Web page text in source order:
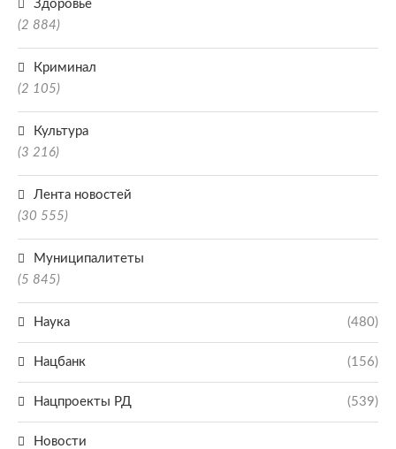
Здоровье
(2 884)
Криминал
(2 105)
Культура
(3 216)
Лента новостей
(30 555)
Муниципалитеты
(5 845)
Наука (480)
Нацбанк (156)
Нацпроекты РД (539)
Новости